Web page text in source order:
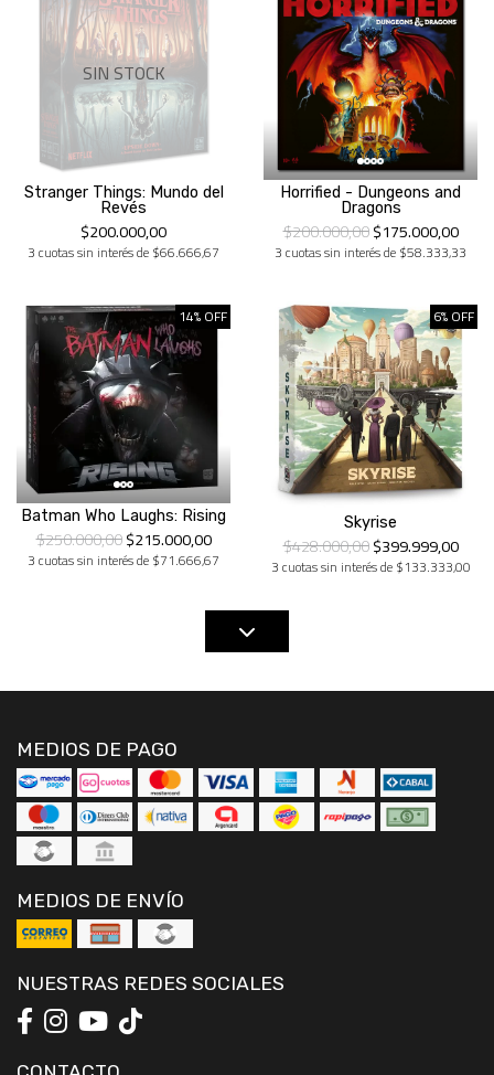
SIN STOCK
Stranger Things: Mundo del
Revés
$200.000,00
3 cuotas sin interés de $66.666,67
Horrified - Dungeons and
Dragons
$200.000,00$175.000,00
3 cuotas sin interés de $58.333,33
14% OFF
Batman Who Laughs: Rising
$250.000,00$215.000,00
3 cuotas sin interés de $71.666,67
6% OFF
Skyrise
$428.000,00$399.999,00
3 cuotas sin interés de $133.333,00
MEDIOS DE PAGO
MEDIOS DE ENVÍO
NUESTRAS REDES SOCIALES